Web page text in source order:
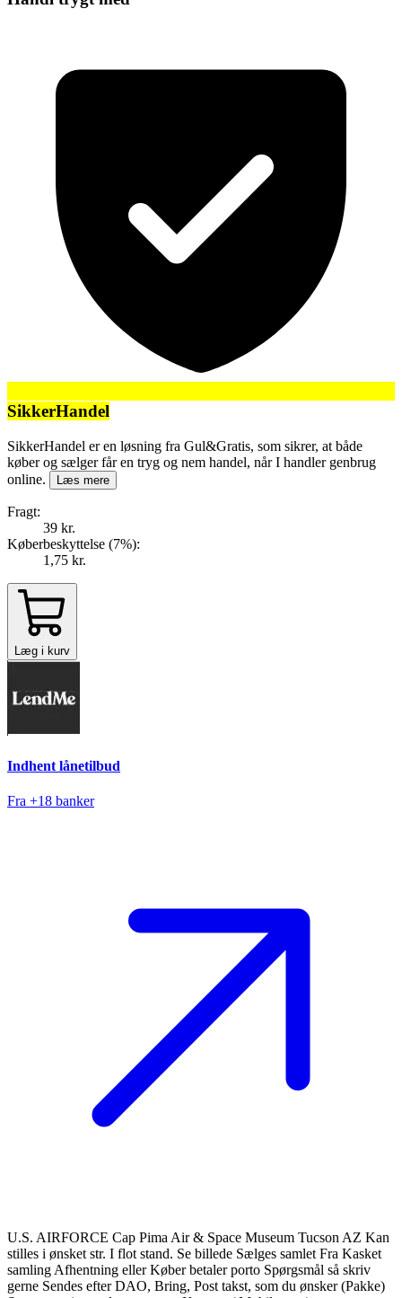
SikkerHandel
SikkerHandel er en løsning fra Gul&Gratis, som sikrer, at både
køber og sælger får en tryg og nem handel, når I handler genbrug
online.
Læs mere
Fragt:
39 kr.
Køberbeskyttelse (7%):
1,75 kr.
Læg i kurv
Indhent lånetilbud
Fra +18 banker
U.S. AIRFORCE Cap Pima Air & Space Museum Tucson AZ Kan
stilles i ønsket str. I flot stand. Se billede Sælges samlet Fra Kasket
samling Afhentning eller Køber betaler porto Spørgsmål så skriv
gerne Sendes efter DAO, Bring, Post takst, som du ønsker (Pakke)